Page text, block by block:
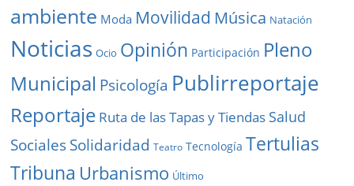
ambiente Moda Movilidad Música Natación
Noticias Ocio Opinión Participación Pleno
Municipal Psicología Publirreportaje
Reportaje Ruta de las Tapas y Tiendas Salud
SocialesSolidaridad Teatro Tecnología Tertulias
Tribuna Urbanismo Último